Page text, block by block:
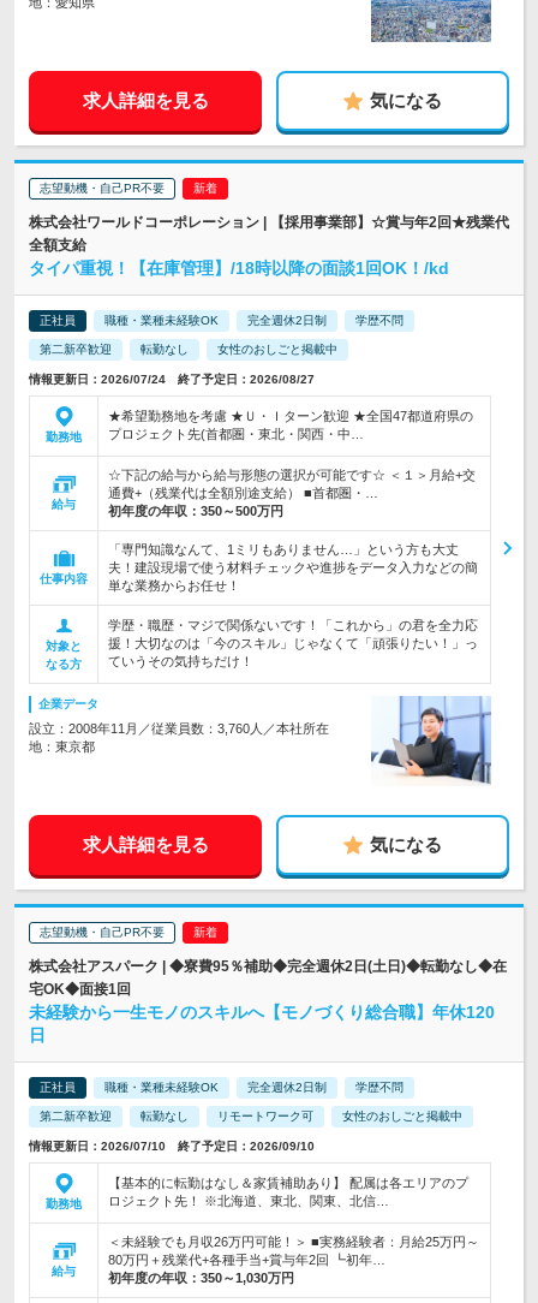
求人詳細を見る 気になる
志望動機・自己PR不要
株式会社ワールドコーポレーション | 【採用事業部】☆賞与年2回★残業代
全額支給
タイパ重視！【在庫管理】/18時以降の面談1回OK！/kd
正社員 職種・業種未経験OK 完全週休2日制 学歴不問
第二新卒歓迎 転勤なし 女性のおしごと掲載中
情報更新日：2026/07/24 終了予定日：2026/08/27
勤務地
★希望勤務地を考慮 ★Ｕ・Ｉターン歓迎 ★全国47都道府県の
プロジェクト先(首都圏・東北・関西・中…
給与
☆下記の給与から給与形態の選択が可能です☆ ＜１＞月給+交
通費+（残業代は全額別途支給） ■首都圏・…
初年度の年収： 350～500万円
仕事内容
「専門知識なんて、1ミリもありません…」という方も大丈
夫！建設現場で使う材料チェックや進捗をデータ入力などの簡
単な業務からお任せ！
対象と
なる方
学歴・職歴・マジで関係ないです！「これから」の君を全力応
援！大切なのは「今のスキル」じゃなくて「頑張りたい！」っ
ていうその気持ちだけ！
企業データ
設立：2008年11月／従業員数：3,760人／本社所在
地：東京都
求人詳細を見る 気になる
志望動機・自己PR不要
株式会社アスパーク | ◆寮費95％補助◆完全週休2日(土日)◆転勤なし◆在
宅OK◆面接1回
未経験から一生モノのスキルへ【モノづくり総合職】年休120
日
正社員 職種・業種未経験OK 完全週休2日制 学歴不問
第二新卒歓迎 転勤なし リモートワーク可 女性のおしごと掲載中
情報更新日：2026/07/10 終了予定日：2026/09/10
勤務地
【基本的に転勤はなし＆家賃補助あり】 配属は各エリアのプ
ロジェクト先！ ※北海道、東北、関東、北信…
給与
＜未経験でも月収26万円可能！＞ ■実務経験者：月給25万円～
80万円＋残業代+各種手当+賞与年2回 ┗初年…
初年度の年収： 350～1,030万円